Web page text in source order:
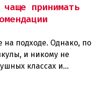
принимать
подходе. Однако, по
и никому не
классах и